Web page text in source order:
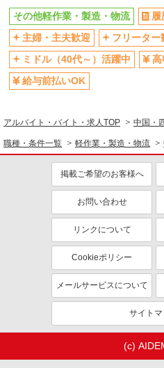
その他軽作業・製造・物流 履
主婦・主夫歓迎
フリーター
ミドル（40代～）活躍中
高
給与前払いOK
アルバイト・バイト・求人TOP 中国・
職種・条件一覧 軽作業・製造・物流
掲載ご希望のお客様へ
お問い合わせ
リンクについて
Cookieポリシー
メールサービスについて
サイト
(c)